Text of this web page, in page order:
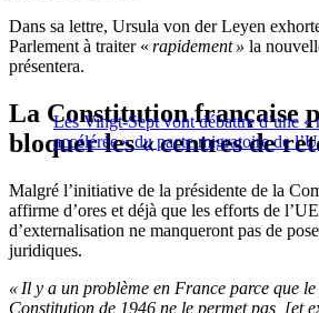
Dans sa lettre, Ursula von der Leyen
Parlement à traiter « rapidement » la
présentera.
Les Vingt-Sept vont débattre d’une
accélérée » du pacte migratoire de
La Constitution française
bloquer les « centres de
Malgré l’initiative de la présidente de la
affirme d’ores et déjà que les efforts de
d’externalisation ne manqueront pas de
juridiques.
« Il y a un problème en France parce que
Constitution de 1946 ne le permet pas, [et